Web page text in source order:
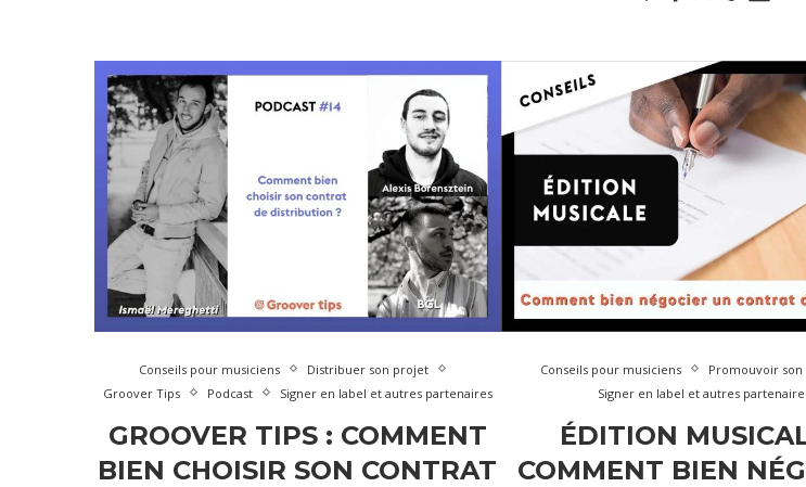
Conseils pour musiciens
Distribuer son projet
Groover Tips
Podcast Signer en label et autres partenaires
GROOVER TIPS : COMMENT
BIEN CHOISIR SON CONTRAT
Conseils pour musiciens
Promouvoir
Signer en label et autres
ÉDITION
COMMENT BIEN